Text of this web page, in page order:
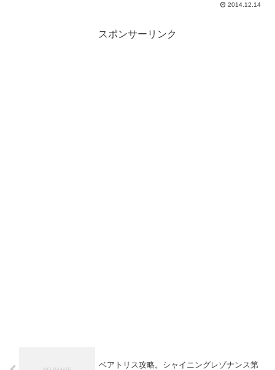
2014.12.14
スポンサーリンク
ベアトリス攻略。シャイニングレゾナンス第